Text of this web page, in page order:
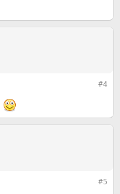
#4
#5